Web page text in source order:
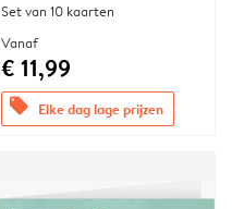
Set van 10 kaarten
Vanaf
€ 11,99
offers Elke dag lage prijzen